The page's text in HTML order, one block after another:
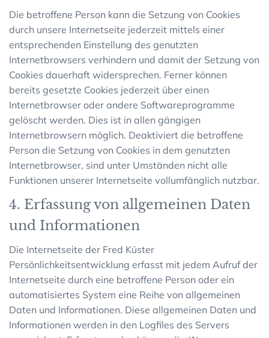
Die betroffene Person kann die Setzung von Cookies
durch unsere Internetseite jederzeit mittels einer
entsprechenden Einstellung des genutzten
Internetbrowsers verhindern und damit der Setzung von
Cookies dauerhaft widersprechen. Ferner können
bereits gesetzte Cookies jederzeit über einen
Internetbrowser oder andere Softwareprogramme
gelöscht werden. Dies ist in allen gängigen
Internetbrowsern möglich. Deaktiviert die betroffene
Person die Setzung von Cookies in dem genutzten
Internetbrowser, sind unter Umständen nicht alle
Funktionen unserer Internetseite vollumfänglich nutzbar.
4. Erfassung von allgemeinen Daten
und Informationen
Die Internetseite der Fred Küster
Persönlichkeitsentwicklung erfasst mit jedem Aufruf der
Internetseite durch eine betroffene Person oder ein
automatisiertes System eine Reihe von allgemeinen
Daten und Informationen. Diese allgemeinen Daten und
Informationen werden in den Logfiles des Servers